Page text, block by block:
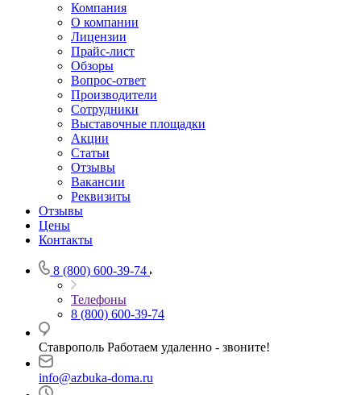
Компания
О компании
Лицензии
Прайс-лист
Обзоры
Вопрос-ответ
Производители
Сотрудники
Выставочные площадки
Акции
Статьи
Отзывы
Вакансии
Реквизиты
Отзывы
Цены
Контакты
8 (800) 600-39-74
Телефоны
8 (800) 600-39-74
Ставрополь Работаем удаленно - звоните!
info@azbuka-doma.ru